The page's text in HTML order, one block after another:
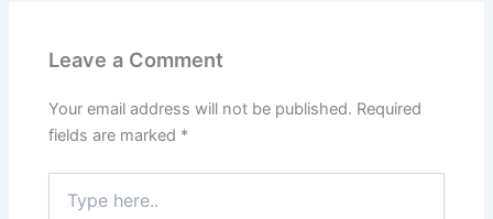
Leave a Comment
Your email address will not be published. Required
fields are marked *
here..